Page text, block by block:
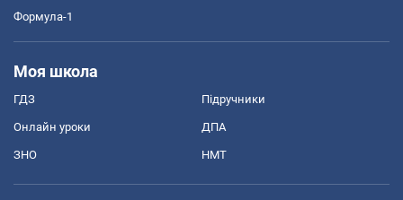
Формула-1
Моя школа
ГДЗ Підручники
Онлайн уроки ДПА
ЗНО НМТ